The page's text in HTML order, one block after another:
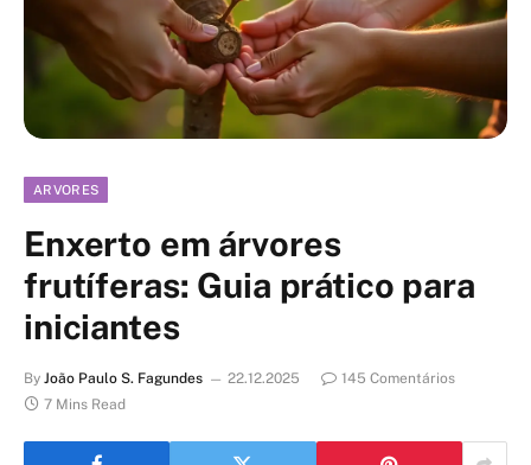
ARVORES
Enxerto em árvores
frutíferas: Guia prático para
iniciantes
By João Paulo S. Fagundes 22.12.2025
145 Comentários
7 Mins Read